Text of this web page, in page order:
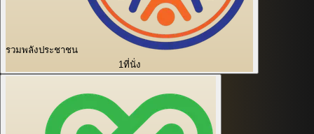
รวมพลังประชาชน
1ที่นั่ง